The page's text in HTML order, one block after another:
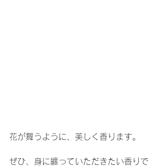
花が舞うように、美しく香ります。
ぜひ、身に纏っていただきたい香りで